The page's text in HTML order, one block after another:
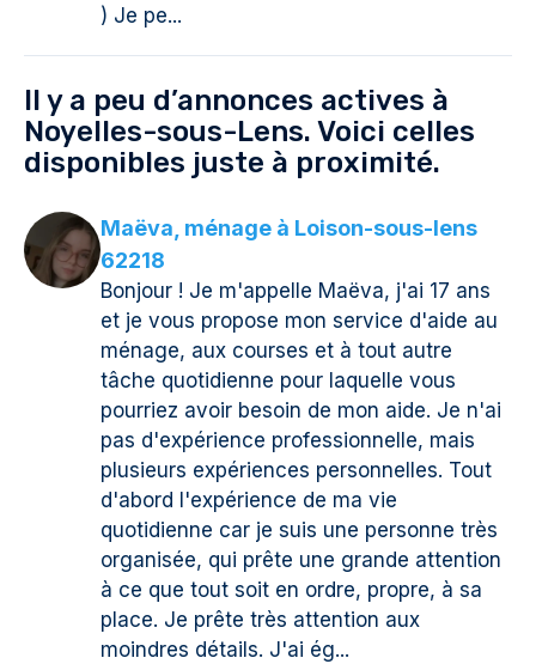
) Je pe...
Il y a peu d’annonces actives à
Noyelles-sous-Lens. Voici celles
disponibles juste à proximité.
Maëva, ménage à Loison-sous-lens
62218
Bonjour ! Je m'appelle Maëva, j'ai 17 ans
et je vous propose mon service d'aide au
ménage, aux courses et à tout autre
tâche quotidienne pour laquelle vous
pourriez avoir besoin de mon aide. Je n'ai
pas d'expérience professionnelle, mais
plusieurs expériences personnelles. Tout
d'abord l'expérience de ma vie
quotidienne car je suis une personne très
organisée, qui prête une grande attention
à ce que tout soit en ordre, propre, à sa
place. Je prête très attention aux
moindres détails. J'ai ég...